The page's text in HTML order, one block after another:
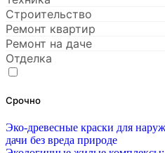
Строительство
Ремонт квартир
Ремонт на даче
Отделка
Срочно
Эко-древесные краски для
дачи без вреда природе